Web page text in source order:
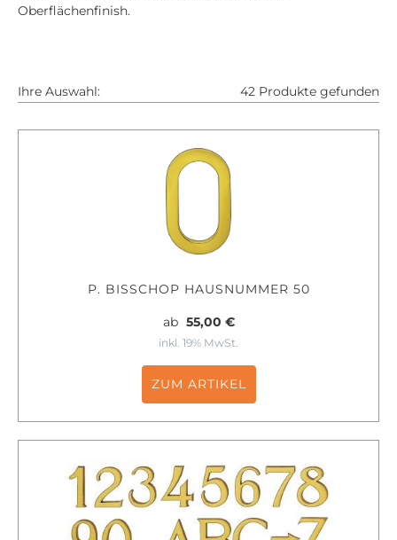
Oberflächenfinish.
Ihre Auswahl: 42 Produkte gefunden
P. BISSCHOP HAUSNUMMER 50
ab 55,00 €
inkl. 19% MwSt.
ZUM ARTIKEL